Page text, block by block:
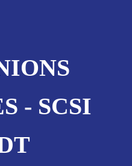
- SCSI